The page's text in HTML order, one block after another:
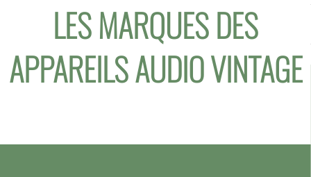
LES MARQUES DES
APPAREILS AUDIO VINTAGE